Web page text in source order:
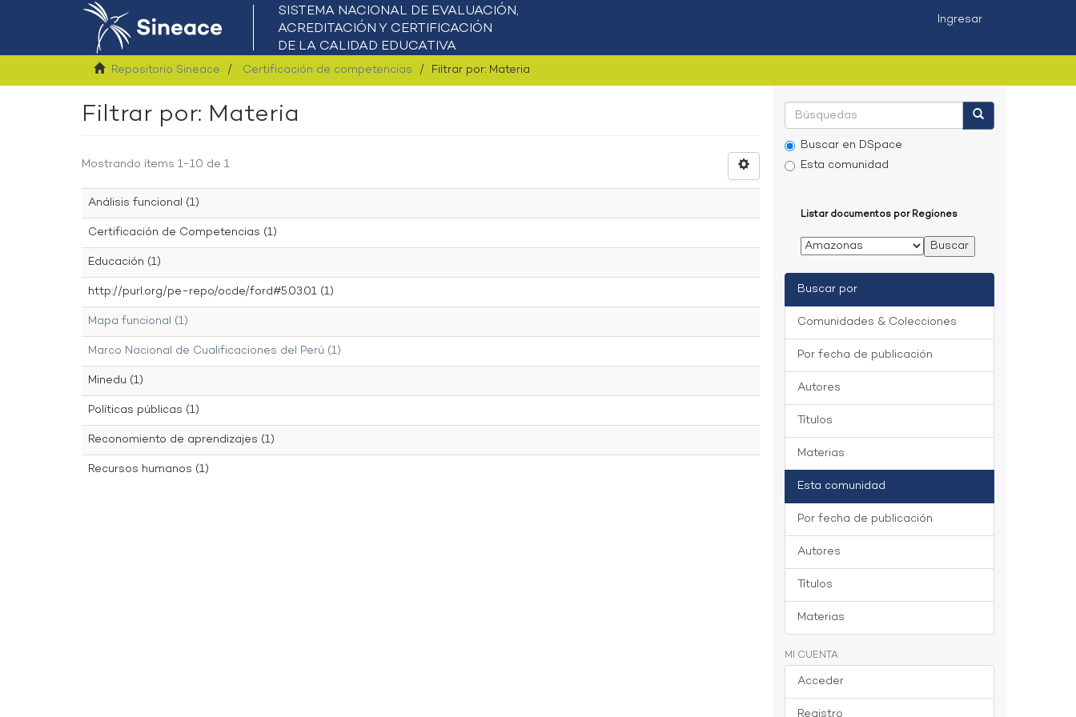
Ingresar
Repositorio Sineace Certificación de competencias Filtrar por: Materia
Filtrar por: Materia
Mostrando ítems 1-10 de 1
Análisis funcional (1)
Certificación de Competencias (1)
Educación (1)
http://purl.org/pe-repo/ocde/ford#5.03.01 (1)
Mapa funcional (1)
Marco Nacional de Cualificaciones del Perú (1)
Minedu (1)
Políticas públicas (1)
Reconomiento de aprendizajes (1)
Recursos humanos (1)
Buscar en DSpace
Esta comunidad
Listar documentos por Regiones
Buscar por
Comunidades & Colecciones
Por fecha de publicación
Autores
Títulos
Materias
Esta comunidad
Por fecha de publicación
Autores
Títulos
Materias
MI CUENTA
Acceder